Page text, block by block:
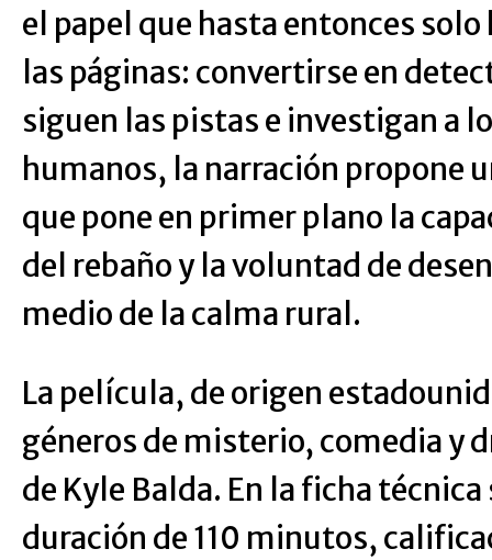
el papel que hasta entonces
las páginas: convertirse en
siguen las pistas e investigan a
humanos, la narración propone
que pone en primer plano la
del rebaño y la voluntad de
medio de la calma rural.
La película, de origen
géneros de misterio, comedia y
de Kyle Balda. En la ficha
duración de 110 minutos,